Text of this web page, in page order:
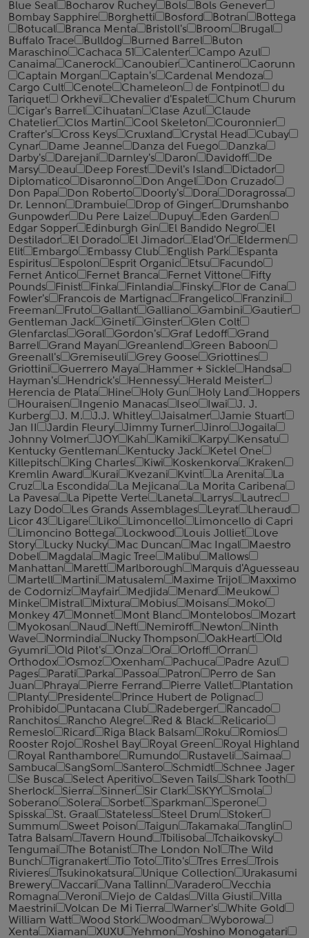
Blue Seal Bocharov Ruchey Bols
Bols Genever
Bombay Sapphire
Borghetti Bosford Botran
Bottega
Botucal
Branca Menta Bristoll's Broom
Brugal
Buffalo Trace
Bulldog Burned Barrel
Buton
Maraschino
Cachaca 51 Calenter
Campo Azul
Canaima
Canerock Canoubier Cantinero
Caorunn
Captain Morgan
Captain's
Cardenal Mendoza
Cargo Cult
Cenote Chameleon de Fontpinot
du
Tariquet
Orkhevi Chevalier d'Espalet
Chum Churum
Cigar's Barrel
Cihuatan Clase Azul
Claude
Chatelier
Clos Martin Cool Skeleton
Couronnier
Crafter's
Cross Keys Cruxland Crystal Head
Cubay
Cynar
Dame Jeanne Danza del Fuego
Danzka
Darby's
Darejani Darnley's Daron Davidoff
De
Marsy
Deau Deep Forest Devil's Island
Dictador
Diplomatico
Disaronno Don Angel
Don Cruzado
Don Papa
Don Roberto Doorly's Dora
Doragrossa
Dr. Lennon
Drambuie Drop of Ginger
Drumshanbo
Gunpowder
Du Pere Laize Dupuy
Eden Garden
Edgar Sopper
Edinburgh Gin El Bandido Negro
El
Destilador
El Dorado El Jimador Elad'Or
Eldermen
Elit
Embargo Embassy Club English Park
Espanta
Espiritus
Espolon Esprit Organic Etsu
Facundo
Fernet Antico
Fernet Branca Fernet Vittone
Fifty
Pounds
Finist Finka Finlandia Finsky
Flor de Cana
Fowler's
Francois de Martignac Frangelico
Franzini
Freeman
Fruto Gallant Galliano Gambini
Gautier
Gentleman Jack
Gineti Ginster
Glen Colt
Glenfarclas
Goral Gordon's Graf Ledoff
Grand
Barrel
Grand Mayan Greanlend
Green Baboon
Greenall's
Gremiseuli Grey Goose
Griottines
Griottini
Guerrero Maya Hammer + Sickle
Handsa
Hayman's
Hendrick's Hennessy
Herald Meister
Herencia de Plata
Hine Holy Gun Holy Land
Hoppers
Houraisen
Ingenio Manacas Iseo Iwai
J. J.
Kurberg
J. M. J.J. Whitley Jaisalmer
Jamie Stuart
Jan II
Jardin Fleury Jimmy Turner Jinro
Jogaila
Johnny Volmer
JOY Kah Kamiki Karpy
Kensatu
Kentucky Gentleman
Kentucky Jack
Ketel One
Killepitsch
King Charles Kiwi Koskenkorva
Kraken
Kremlin Award
Kurai Kvezani Kvint La Arenita
La
Cruz
La Escondida La Mejicana
La Morita Caribena
La Pavesa
La Pipette Verte Laneta Larrys
Lautrec
Lazy Dodo
Les Grands Assemblages Leyrat
Lheraud
Licor 43
Ligare Liko Limoncello
Limoncello di Capri
Limoncino Bottega
Lockwood Louis Jolliet
Love
Story
Lucky Nucky Mac Duncan Mac Ingal
Maestro
Dobel
Magdala Magic Tree Malibu
Mallows
Manhattan
Marett Marlborough
Marquis d'Aguesseau
Martell
Martini Matusalem Maxime Trijol
Maxximo
de Codorniz
Mayfair Medjida Menard
Meukow
Minke
Mistral Mixtura Mobius Moisans
Moko
Monkey 47
Monnet Mont Blanc Montelobos
Mozart
Myokosan
Naud Neft Nemiroff Newton
Ninth
Wave
Normindia Nucky Thompson OakHeart
Old
Gyumri
Old Pilot's Onza Ora Orloff
Orran
Orthodox
Osmoz Oxenham Pachuca
Padre Azul
Pages
Parati Parka Passoa Patron
Perro de San
Juan
Phraya Pierre Ferrand Pierre Vallet
Plantation
Planty
Presidente
Prince Hubert de Polignac
Prohibido
Puntacana Club Radeberger
Rancado
Ranchitos
Rancho Alegre Red & Black
Relicario
Remeslo
Ricard Riga Black Balsam Roku
Romios
Rooster Rojo
Roshel Bay Royal Green
Royal Highland
Royal Ranthambore
Rumundo Rustaveli
Saimaa
Sambuca
SangSom Santero Schmidt
Schnee Jager
Se Busca
Select Aperitivo Seven Tails
Shark Tooth
Sherlock
Sierra Sinner Sir Clark SKYY
Smola
Soberano
Solera Sorbet Sparkman
Sperone
Spisska
St. Graal Stateless Steel Drum
Stoker
Summum
Sweet Poison Taigun Takamaka
Tanglin
Tatra Balsam
Tavern Hound Tbilisoba
Tchaikovsky
Tengumai
The Botanist The London №1
The Wild
Bunch
Tigranakert Tio Toto Tito's Tres Erres
Trois
Rivieres
Tsukinokatsura Unique Collection
Urakasumi
Brewery
Vaccari Vana Tallinn Varadero
Vecchia
Romagna
Veroni Viejo de Caldas Villa Giusti
Villa
Maestrini
Volcan De Mi Tierra Warner's
White Gold
William Watt
Wood Stork Woodman
Wyborowa
Xenta
Xiaman XUXU Yehmon
Yoshino Monogatari